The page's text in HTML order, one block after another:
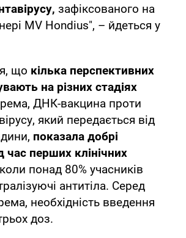
зафіксованого на
MV Hondius", – йдеться у
що кілька перспективних
на різних стадіях
ДНК-вакцина проти
який передається від
показала добрі
час перших клінічних
понад 80% учасників
антитіла. Серед
необхідність введення
доз.